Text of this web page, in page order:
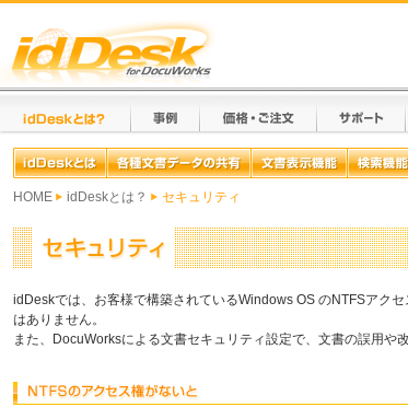
HOME idDeskとは？ セキュリティ
idDeskでは、お客様で構築されているWindows OS のNTFSアク
はありません。
また、DocuWorksによる文書セキュリティ設定で、文書の誤用や